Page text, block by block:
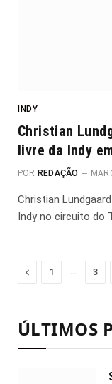
INDY
Christian
livre da Indy
POR REDAÇÃO
Christian
Indy no circuito do
Anterior
1 3
ÚLTIMOS